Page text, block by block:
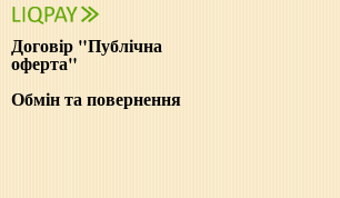
Договір "Публічна
оферта"
Обмін та повернення